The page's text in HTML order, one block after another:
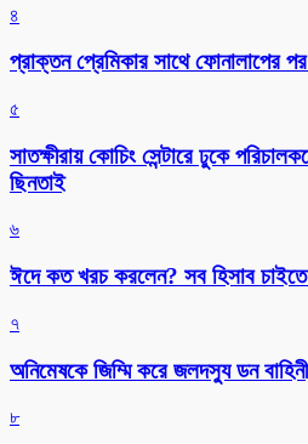
৪
প্রাক্তন প্রেমিকার সাথে ফোনালাপের
৫
সাতক্ষীরায় কোচিং সেন্টারে ঢুকে
ছিনতাই
৬
ঈদে কত খরচ করলেন? সব হিসাব
৭
অনিমেষকে জিম্মি করে জলদস্যু ডন
৮